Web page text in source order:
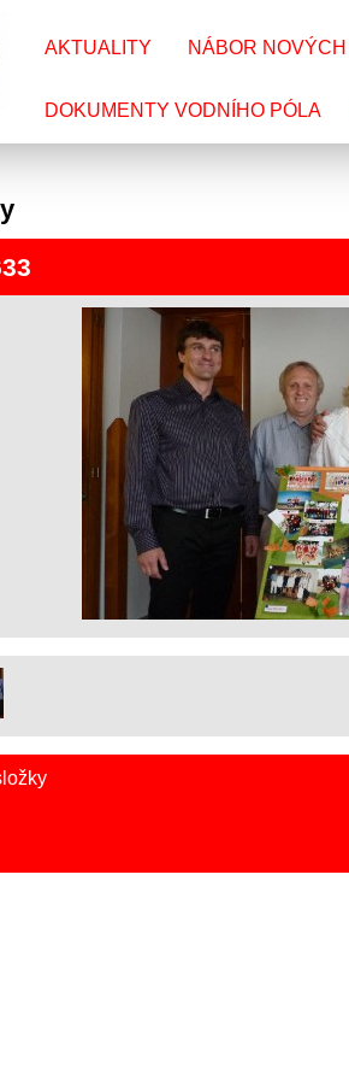
AKTUALITY NÁBOR
DOKUMENTY VODNÍHO PÓLA